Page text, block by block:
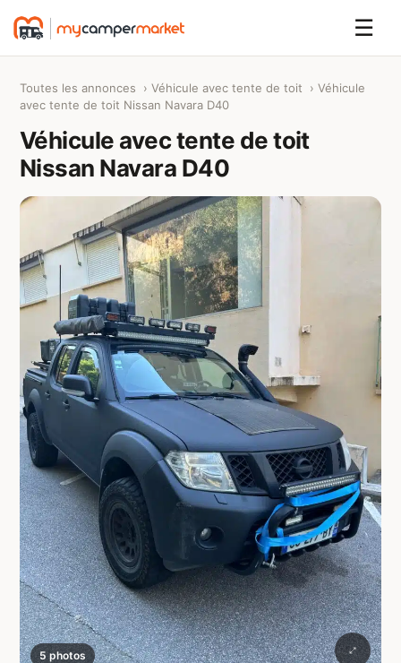
☰
Toutes les annonces › Véhicule avec tente de toit › Véhicule
avec tente de toit Nissan Navara D40
Véhicule avec tente de toit
Nissan Navara D40
5 photos